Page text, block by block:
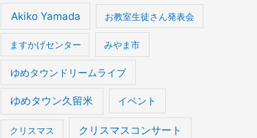
Akiko Yamada お教室生徒さん発表会
ますかげセンター みやま市
ゆめタウンドリームライブ
ゆめタウン久留米 イベント
クリスマス クリスマスコンサート